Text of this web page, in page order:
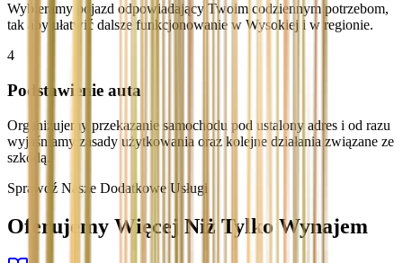
Wybieramy pojazd odpowiadający Twoim codziennym potrzebom,
tak aby ułatwić dalsze funkcjonowanie w Wysokiej i w regionie.
4
Podstawienie auta
Organizujemy przekazanie samochodu pod ustalony adres i od razu
wyjaśniamy zasady użytkowania oraz kolejne działania związane ze
szkodą.
Sprawdź Nasze Dodatkowe Usługi
Oferujemy Więcej Niż Tylko Wynajem